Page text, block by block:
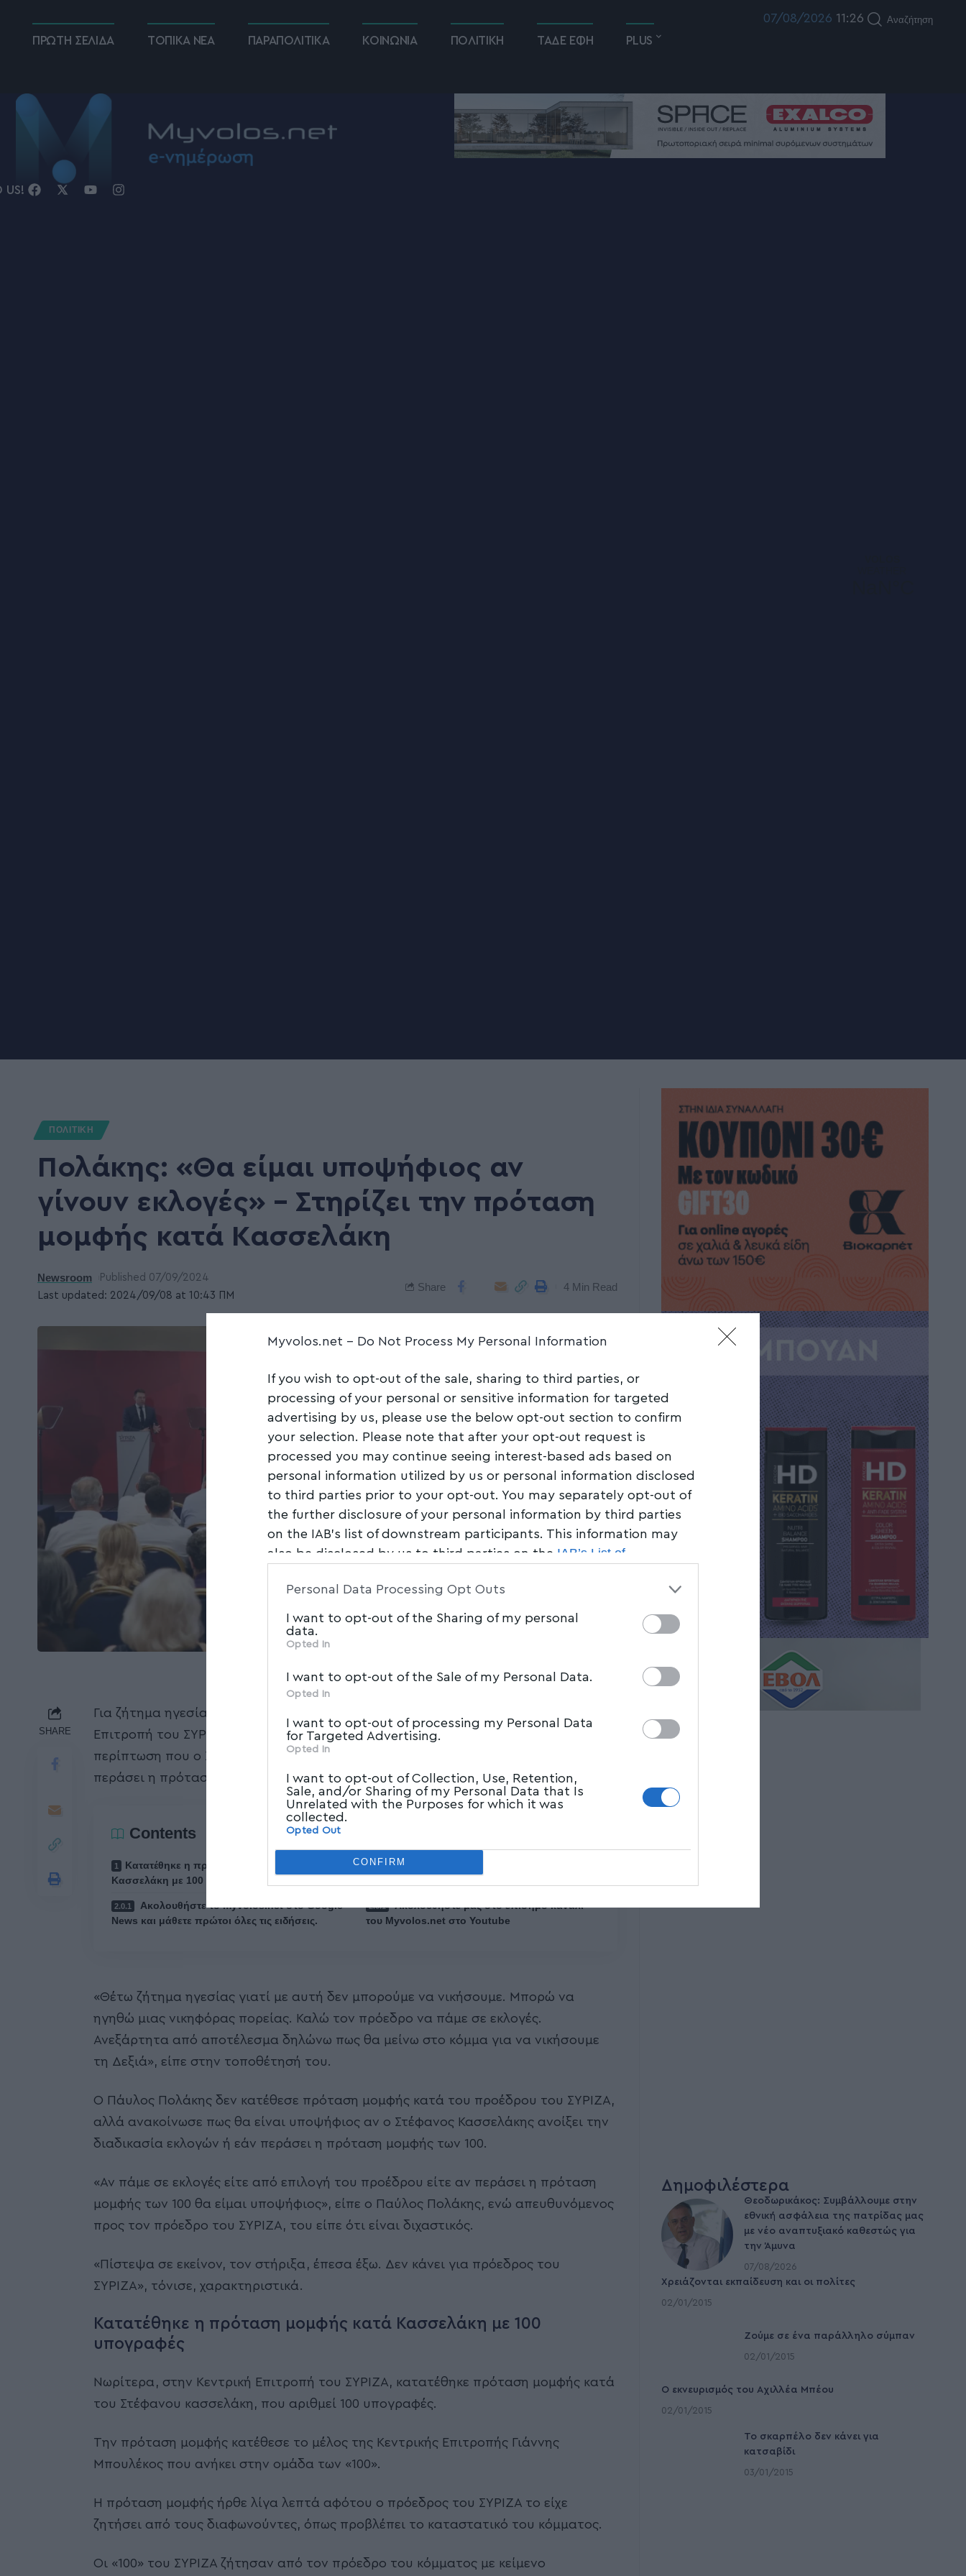
Myvolos.net - Do Not Process My Personal Information
If you wish to opt-out of the sale, sharing to third parties, or
processing of your personal or sensitive information for targeted
advertising by us, please use the below opt-out section to confirm
your selection. Please note that after your opt-out request is
processed you may continue seeing interest-based ads based on
personal information utilized by us or personal information disclosed
to third parties prior to your opt-out. You may separately opt-out of
the further disclosure of your personal information by third parties
on the IAB’s list of downstream participants. This information may
also be disclosed by us to third parties on the IAB’s List of
parties.
Personal Data Processing Opt Outs
I want to opt-out of the Sharing of my personal
data.
Opted In
I want to opt-out of the Sale of my Personal Data.
Opted In
I want to opt-out of processing my Personal Data
for Targeted Advertising.
Opted In
I want to opt-out of Collection, Use, Retention,
Sale, and/or Sharing of my Personal Data that Is
Unrelated with the Purposes for which it was
collected.
Opted Out
CONFIRM
ΠΡΩΤΗ ΣΕΛΙΔΑ ΤΟΠΙΚΑ ΝΕΑ ΠΑΡΑΠΟΛΙΤΙΚΑ ΚΟΙΝΩΝΙΑ ΠΟΛΙΤΙΚΗ ΤΑΔΕ ΕΦΗ PLUS
07/08/2026 11:26 Αναζήτηση
US!
ΠΟΛΙΤΙΚΗ
Πολάκης: «Θα είμαι υποψήφιος αν
γίνουν εκλογές» – Στηρίζει την πρόταση
μομφής κατά Κασσελάκη
Last updated: 2024/09/08 at 10:43 ΠΜ
Newsroom Published 07/09/2024
Share 4 Min Read
SHARE
Για ζήτημα ηγεσίας στο ΣΥΡΙΖΑ έκανε λόγο
Επιτροπή του ΣΥΡΙΖΑ , ενώ ανακοίνωσε ότι θα είναι υποψήφιος είτε στην
περίπτωση που ο Στέφανος Κασσελάκης, πάει σε εσωκομματικές εκλογές είτε
περάσει η πρόταση μομφής που κατέθεσαν οι 100.
Contents
Κατατέθηκε η πρόταση μομφής κατά
Κασσελάκη με 100 υπογραφές
Ακολουθήστε το myvolos.net στο Google
News και μάθετε πρώτοι όλες τις ειδήσεις.
Ακολουθήστε μας στο επίσημο κανάλι
του Myvolos.net στο Youtube
«Θέτω ζήτημα ηγεσίας γιατί με αυτή δεν μπορούμε να νικήσουμε. Μπορώ να
ηγηθώ μιας νικηφόρας πορείας. Καλώ τον πρόεδρο να πάμε σε εκλογές.
Ανεξάρτητα από αποτέλεσμα δηλώνω πως θα μείνω στο κόμμα για να νικήσουμε
τη Δεξιά», είπε στην τοποθέτησή του.
Ο Πάυλος Πολάκης δεν κατέθεσε πρόταση μομφής κατά του προέδρου του ΣΥΡΙΖΑ,
αλλά ανακοίνωσε πως θα είναι υποψήφιος αν ο Στέφανος Κασσελάκης ανοίξει την
διαδικασία εκλογών ή εάν περάσει η πρόταση μομφής των 100.
«Αν πάμε σε εκλογές είτε από επιλογή του προέδρου είτε αν περάσει η πρόταση
μομφής των 100 θα είμαι υποψήφιος», είπε ο Παύλος Πολάκης, ενώ απευθυνόμενος
προς τον πρόεδρο του ΣΥΡΙΖΑ, του είπε ότι είναι διχαστικός.
«Πίστεψα σε εκείνον, τον στήριξα, έπεσα έξω. Δεν κάνει για πρόεδρος του
ΣΥΡΙΖΑ», τόνισε, χαρακτηριστικά.
Κατατέθηκε η πρόταση μομφής κατά Κασσελάκη με 100
υπογραφές
Νωρίτερα, στην Κεντρική Επιτροπή του ΣΥΡΙΖΑ, κατατέθηκε πρόταση μομφής κατά
του Στέφανου κασσελάκη, που αριθμεί 100 υπογραφές.
Την πρόταση μομφής κατέθεσε το μέλος της Κεντρικής Επιτροπής Γιάννης
Μπουλέκος που ανήκει στην ομάδα των «100».
Η πρόταση μομφής ήρθε λίγα λεπτά αφότου ο πρόεδρος του ΣΥΡΙΖΑ το είχε
ζητήσει από τους διαφωνούντες, όπως προβλέπει το καταστατικό του κόμματος.
Οι «100» του ΣΥΡΙΖΑ ζήτησαν από τον πρόεδρο του κόμματος με κείμενο
Δημοφιλέστερα
Θεοδωρικάκος: Συμβάλλουμε στην
εθνική ασφάλεια της πατρίδας μας
με νέο αναπτυξιακό καθεστώς για
την Άμυνα
07/08/2026
Χρειάζονται εκπαίδευση και οι πολίτες
02/01/2015
Ζούμε σε ένα παράλληλο σύμπαν
02/01/2015
Ο εκνευρισμός του Αχιλλέα Μπέου
02/01/2015
To σκαρπέλο δεν κάνει για
κατσαβίδι
03/01/2015